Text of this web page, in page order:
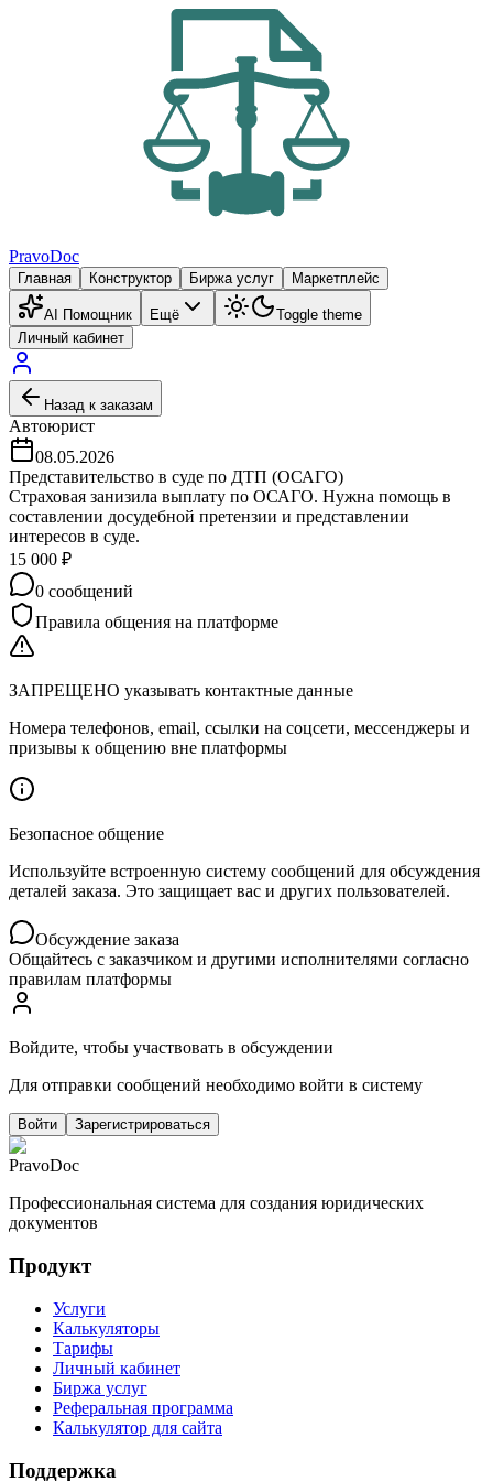
PravoDoc
Главная Конструктор Биржа услуг Маркетплейс
AI Помощник Ещё
Toggle theme
Личный кабинет
Назад к заказам
Автоюрист
08.05.2026
Представительство в суде по ДТП (ОСАГО)
Страховая занизила выплату по ОСАГО. Нужна помощь в
составлении досудебной претензии и представлении
интересов в суде.
15 000 ₽
0 сообщений
Правила общения на платформе
ЗАПРЕЩЕНО указывать контактные данные
Номера телефонов, email, ссылки на соцсети, мессенджеры и
призывы к общению вне платформы
Безопасное общение
Используйте встроенную систему сообщений для обсуждения
деталей заказа. Это защищает вас и других пользователей.
Обсуждение заказа
Общайтесь с заказчиком и другими исполнителями согласно
правилам платформы
Войдите, чтобы участвовать в обсуждении
Для отправки сообщений необходимо войти в систему
Войти Зарегистрироваться
PravoDoc
Профессиональная система для создания юридических
документов
Продукт
Услуги
Калькуляторы
Тарифы
Личный кабинет
Биржа услуг
Реферальная программа
Калькулятор для сайта
Поддержка